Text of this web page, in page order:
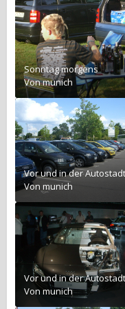
Sonntag morgens
Vonmunich
Vor und in der Autostadt
Von munich
Vor und in der Autostadt
Von munich